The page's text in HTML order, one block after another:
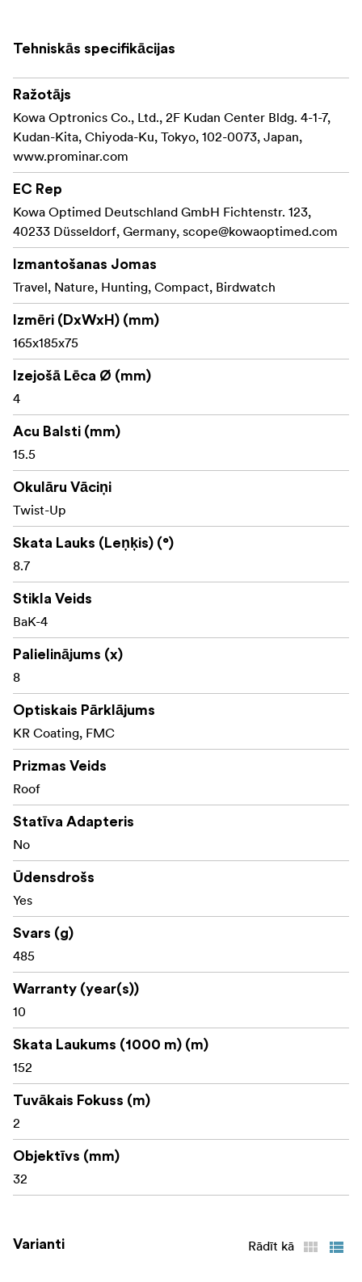
meklē vienkāršu, uzticamu un pārnēsājamu pirmo soli
8x palielinājums
32 mm objektīva lēcas
Plašs redzes lauks: 152 m 1000 m attālumā
Tuvākā fokusa attālums: 2,0 m
Pilnībā daudzslāņu pārklājuma optika
KR aizsargslānis uz lēcām
Ūdensizturīgs un ar slāpekli pildīts
Kompakts korpuss
Viegla konstrukcija: 485 g
Stativa stiprinājums, kas savietojams ar papildu
Komplektācijā
Pārnēsāšanas soma
Siksna
Objektīva vāciņi
Lietus aizsargs
David Lindo brošūra
Tehniskās specifikācijas
Ražotājs
Kowa Optronics Co., Ltd., 2F Kudan Center Bldg. 4-1-7,
Kudan-Kita, Chiyoda-Ku, Tokyo, 102-0073, Japan,
www.prominar.com
EC Rep
Kowa Optimed Deutschland GmbH Fichtenstr. 123,
40233 Düsseldorf, Germany, scope@kowaoptimed.com
Izmantošanas Jomas
Travel, Nature, Hunting, Compact, Birdwatch
Izmēri (DxWxH) (mm)
165x185x75
Izejošā Lēca Ø (mm)
4
Acu Balsti (mm)
15.5
Okulāru Vāciņi
Twist-Up
Skata Lauks (Leņķis) (°)
8.7
Stikla Veids
BaK-4
Palielinājums (x)
8
Optiskais Pārklājums
KR Coating, FMC
Prizmas Veids
Roof
Statīva Adapteris
No
Ūdensdrošs
Yes
Svars (g)
485
Warranty (year(s))
10
Skata Laukums (1000 m) (m)
152
Tuvākais Fokuss (m)
2
Objektīvs (mm)
32
Varianti Rādīt kā